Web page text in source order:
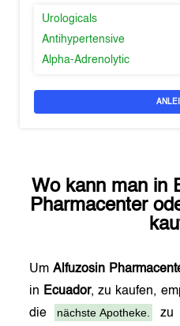
Urologicals
Antihypertensive
Alpha-Adrenolytic
Wo kann man in
Pharmacenter
UmAlfuzosin
in Ecuador, zu kaufen,
die
nächste Apotheke.
zu